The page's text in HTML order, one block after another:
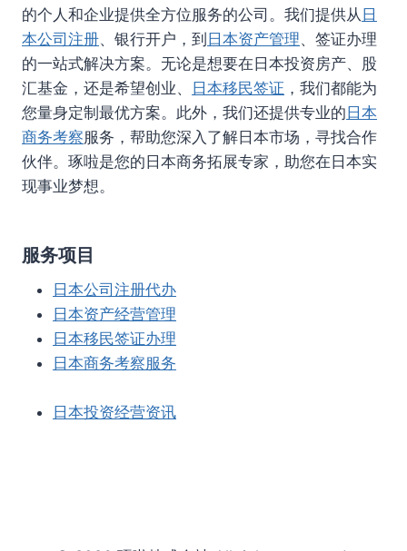
的个人和企业提供全方位服务的公司。我们提供从 日
本公司注册、银行开户，到日本资产管理、签证办理
的一站式解决方案。无论是想要在日本投资房产、股
汇基金，还是希望创业、 日本移民签证 ，我们都能为
您量身定制最优方案。此外，我们还提供专业的日本
商务考察服务，帮助您深入了解日本市场，寻找合作
伙伴。琢啦是您的日本商务拓展专家，助您在日本实
现事业梦想。
服务项目
日本公司注册代办
日本资产经营管理
日本移民签证办理
日本商务考察服务
日本投资经营资讯